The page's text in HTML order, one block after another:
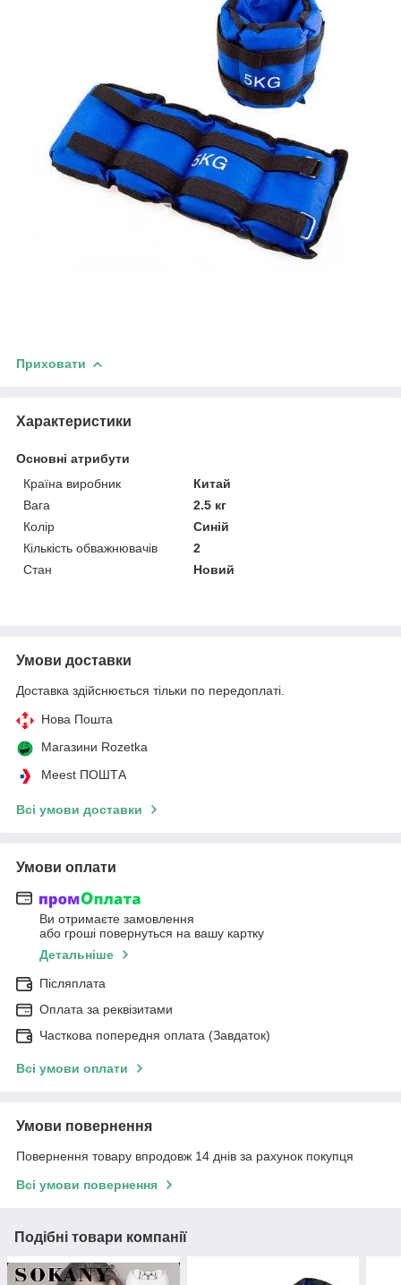
Приховати
Характеристики
Основні атрибути
Країна виробник
Китай
Вага
2.5 кг
Колір
Синій
Кількість обважнювачів
2
Стан
Новий
Умови доставки
Доставка здійснюється тільки по передоплаті.
Нова Пошта
Магазини Rozetka
Meest ПОШТА
Всі умови доставки
Умови оплати
Ви отримаєте замовлення
або гроші повернуться на вашу картку
Детальніше
Післяплата
Оплата за реквізитами
Часткова попередня оплата (Завдаток)
Всі умови оплати
Умови повернення
Повернення товару впродовж 14 днів за рахунок покупця
Всі умови повернення
Подібні товари компанії